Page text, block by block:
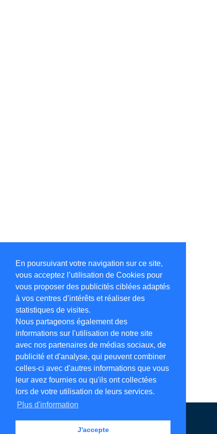
En poursuivant votre navigation sur ce site,
vous acceptez l’utilisation de Cookies pour
vous proposer des publicités ciblées adaptés
à vos centres d’intérêts et réaliser des
statistiques de visites.
Nous partageons également des
informations sur l'utilisation de notre site
avec nos partenaires de médias sociaux, de
publicité et d'analyse, qui peuvent combiner
celles-ci avec d'autres informations que vous
leur avez fournies ou qu'ils ont collectées
lors de votre utilisation de leurs services.
Plus d'information
J'accepte
Annuaire en ligne Légales Contact